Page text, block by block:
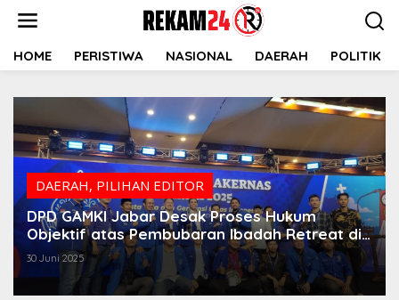
HOME PERISTIWA NASIONAL DAERAH POLITIK
DAERAH, PILIHAN EDITOR
DPD GAMKI Jabar Desak Proses Hukum
Objektif atas Pembubaran Ibadah Retreat di
Cidahu
30 Juni 2025